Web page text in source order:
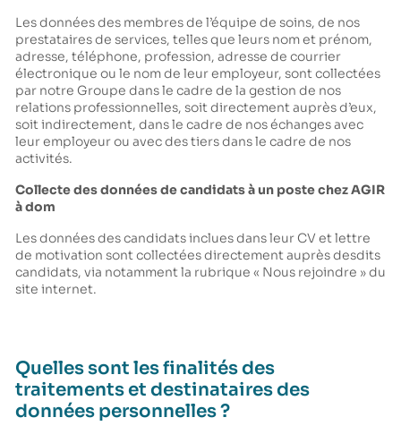
Les données des membres de l’équipe de soins, de nos
prestataires de services, telles que leurs nom et prénom,
adresse, téléphone, profession, adresse de courrier
électronique ou le nom de leur employeur, sont collectées
par notre Groupe dans le cadre de la gestion de nos
relations professionnelles, soit directement auprès d’eux,
soit indirectement, dans le cadre de nos échanges avec
leur employeur ou avec des tiers dans le cadre de nos
activités.
Collecte des données de candidats à un poste chez AGIR
à dom
Les données des candidats inclues dans leur CV et lettre
de motivation sont collectées directement auprès desdits
candidats, via notamment la rubrique « Nous rejoindre » du
site internet.
Quelles sont les finalités des
traitements et destinataires des
données personnelles ?